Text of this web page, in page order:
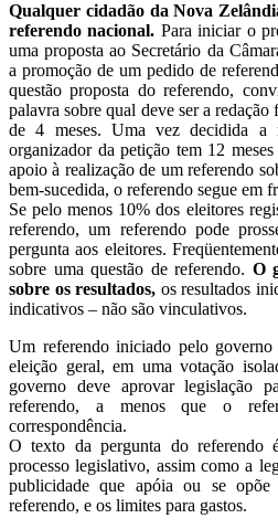
Qualquer cidadão da Nova
referendo nacional. Para iniciar o
uma proposta ao Secretário da
a promoção de um pedido de
questão proposta do referendo,
palavra sobre qual deve ser a redação
de 4 meses. Uma vez decidida a
organizador da petição tem 12
apoio à realização de um referendo
bem-sucedida, o referendo segue em
Se pelo menos 10% dos eleitores
referendo, um referendo pode
pergunta aos eleitores.
sobre uma questão de referendo. O
sobre os resultados, os resultados
indicativos – não são vinculativos.
Um referendo iniciado pelo
eleição geral, em uma votação
governo deve aprovar legislação
referendo, a menos que o
correspondência.
O texto da pergunta do referendo
processo legislativo, assim como a
publicidade que apóia ou se opõe
referendo, e os limites para gastos.